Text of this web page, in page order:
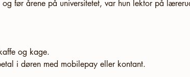
før årene på universitetet, var hun lektor på
og kage.
i døren med mobilepay eller kontant.